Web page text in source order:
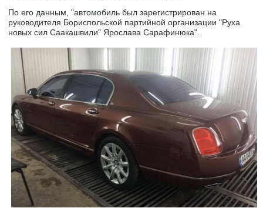
По его данным, "автомобиль был зарегистрирован на
руководителя Бориспольской партийной организации "Руха
новых сил Саакашвили" Ярослава Сарафинюка".